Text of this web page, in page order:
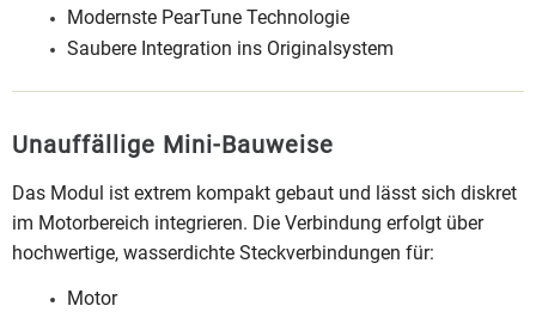
Modernste PearTune Technologie
Saubere Integration ins Originalsystem
Unauffällige Mini-Bauweise
Das Modul ist extrem kompakt gebaut und lässt sich diskret
im Motorbereich integrieren. Die Verbindung erfolgt über
hochwertige, wasserdichte Steckverbindungen für:
Motor